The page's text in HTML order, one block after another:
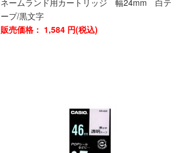
ネームランド用カートリッジ 幅24mm 白テ
ープ/黒文字
販売価格： 1,584 円(税込)